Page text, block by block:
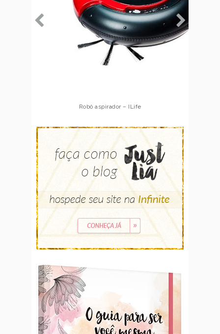
Robô aspirador – Multilaser